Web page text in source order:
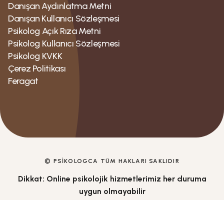
Danışan Aydınlatma Metni
Danışan Kullanıcı Sözleşmesi
Psikolog Açık Rıza Metni
Psikolog Kullanıcı Sözleşmesi
Psikolog KVKK
Çerez Politikası
Feragat
© PSIKOLOGCA TÜM HAKLARI SAKLIDIR
Dikkat: Online psikolojik hizmetlerimiz her duruma
uygun olmayabilir